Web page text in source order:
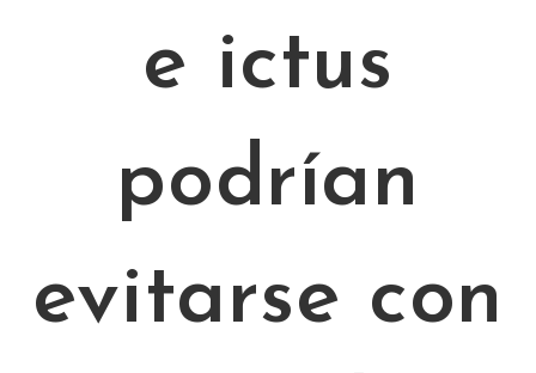
e ictus
podrían
evitarse con